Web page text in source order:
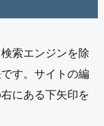
索エンジンを除
す。サイトの編
にある下矢印を